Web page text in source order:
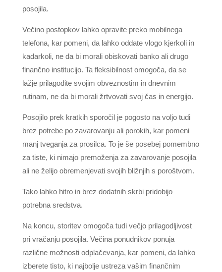
posojila.
Večino postopkov lahko opravite preko mobilnega
telefona, kar pomeni, da lahko oddate vlogo kjerkoli in
kadarkoli, ne da bi morali obiskovati banko ali drugo
finančno institucijo. Ta fleksibilnost omogoča, da se
lažje prilagodite svojim obveznostim in dnevnim
rutinam, ne da bi morali žrtvovati svoj čas in energijo.
Posojilo prek kratkih sporočil je pogosto na voljo tudi
brez potrebe po zavarovanju ali porokih, kar pomeni
manj tveganja za prosilca. To je še posebej pomembno
za tiste, ki nimajo premoženja za zavarovanje posojila
ali ne želijo obremenjevati svojih bližnjih s poroštvom.
Tako lahko hitro in brez dodatnih skrbi pridobijo
potrebna sredstva.
Na koncu, storitev omogoča tudi večjo prilagodljivost
pri vračanju posojila. Večina ponudnikov ponuja
različne možnosti odplačevanja, kar pomeni, da lahko
izberete tisto, ki najbolje ustreza vašim finančnim